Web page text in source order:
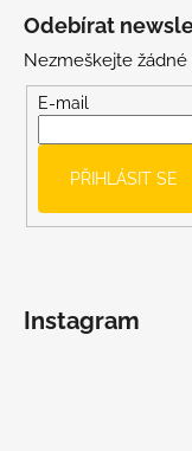
Odebírat
Nezmeškejte
E-mail
PŘIHLÁSIT SE
Instagram